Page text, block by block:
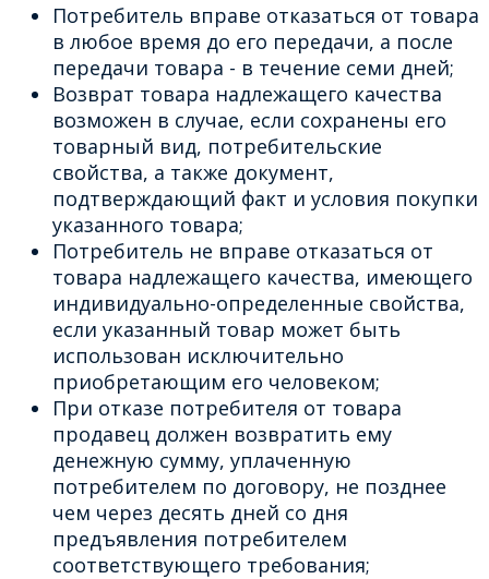
Потребитель вправе отказаться от товара
в любое время до его передачи, а после
передачи товара - в течение семи дней;
Возврат товара надлежащего качества
возможен в случае, если сохранены его
товарный вид, потребительские
свойства, а также документ,
подтверждающий факт и условия покупки
указанного товара;
Потребитель не вправе отказаться от
товара надлежащего качества, имеющего
индивидуально-определенные свойства,
если указанный товар может быть
использован исключительно
приобретающим его человеком;
При отказе потребителя от товара
продавец должен возвратить ему
денежную сумму, уплаченную
потребителем по договору, не позднее
чем через десять дней со дня
предъявления потребителем
соответствующего требования;